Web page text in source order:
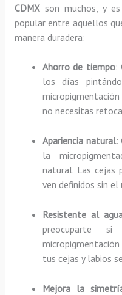
CDMXson muchos, y
popular entre aquellos
manera duradera:
Ahorro de tiempo:
los días
no necesitas
Apariencia natural:
la
natural. Las cejas
ven definidos sin
Resistente al
preocuparte
tus cejas y labios
Mejora la